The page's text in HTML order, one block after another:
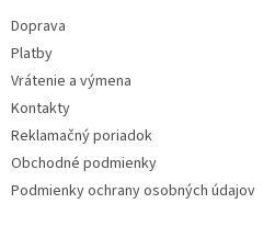
Doprava
Platby
Vrátenie a výmena
Kontakty
Reklamačný poriadok
Obchodné podmienky
Podmienky ochrany osobných údajov